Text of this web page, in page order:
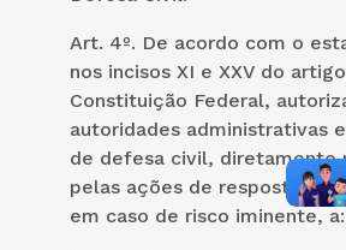
Art. 4º. De acordo com o
nos incisos XI e XXV do
Constituição Federal,
autoridades administrativas
de defesa civil, diretamente
pelas ações de resposta aos
em caso de risco iminente, a: